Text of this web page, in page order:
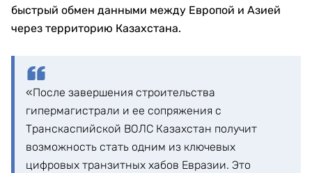
быстрый обмен данными между Европой и Азией
через территорию Казахстана.
«После завершения строительства
гипермагистрали и ее сопряжения с
Транскаспийской ВОЛС Казахстан получит
возможность стать одним из ключевых
цифровых транзитных хабов Евразии. Это